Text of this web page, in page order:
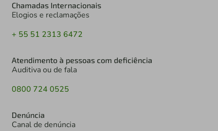
Chamadas Internacionais
Elogios e reclamações
+ 55 51 2313 6472
Atendimento à pessoas com deficiência
Auditiva ou de fala
0800 724 0525
Denúncia
Canal de denúncia